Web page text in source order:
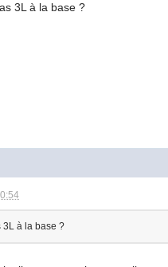
3L à la base ?
3L à la base ?